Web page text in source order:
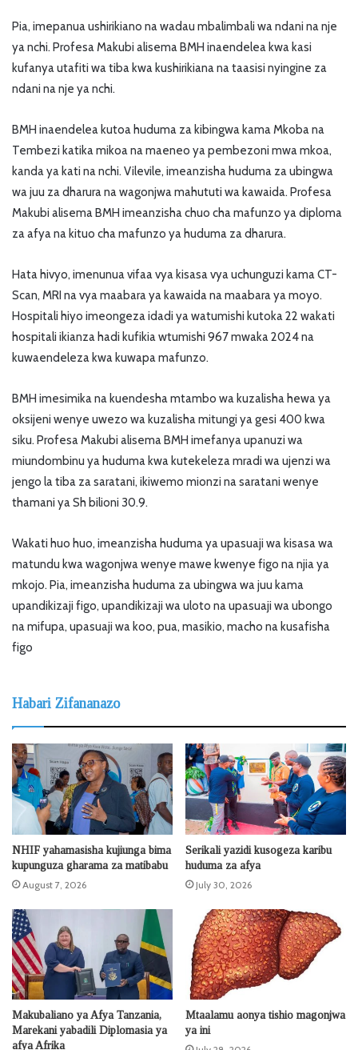
Pia, imepanua ushirikiano na wadau mbalimbali wa ndani na nje
ya nchi. Profesa Makubi alisema BMH inaendelea kwa kasi
kufanya utafiti wa tiba kwa kushirikiana na taasisi nyingine za
ndani na nje ya nchi.
BMH inaendelea kutoa huduma za kibingwa kama Mkoba na
Tembezi katika mikoa na maeneo ya pembezoni mwa mkoa,
kanda ya kati na nchi. Vilevile, imeanzisha huduma za ubingwa
wa juu za dharura na wagonjwa mahututi wa kawaida. Profesa
Makubi alisema BMH imeanzisha chuo cha mafunzo ya diploma
za afya na kituo cha mafunzo ya huduma za dharura.
Hata hivyo, imenunua vifaa vya kisasa vya uchunguzi kama CT-
Scan, MRI na vya maabara ya kawaida na maabara ya moyo.
Hospitali hiyo imeongeza idadi ya watumishi kutoka 22 wakati
hospitali ikianza hadi kufikia wtumishi 967 mwaka 2024 na
kuwaendeleza kwa kuwapa mafunzo.
BMH imesimika na kuendesha mtambo wa kuzalisha hewa ya
oksijeni wenye uwezo wa kuzalisha mitungi ya gesi 400 kwa
siku. Profesa Makubi alisema BMH imefanya upanuzi wa
miundombinu ya huduma kwa kutekeleza mradi wa ujenzi wa
jengo la tiba za saratani, ikiwemo mionzi na saratani wenye
thamani ya Sh bilioni 30.9.
Wakati huo huo, imeanzisha huduma ya upasuaji wa kisasa wa
matundu kwa wagonjwa wenye mawe kwenye figo na njia ya
mkojo. Pia, imeanzisha huduma za ubingwa wa juu kama
upandikizaji figo, upandikizaji wa uloto na upasuaji wa ubongo
na mifupa, upasuaji wa koo, pua, masikio, macho na kusafisha
figo
Habari Zifananazo
NHIF yahamasisha kujiunga bima
kupunguza gharama za matibabu
August 7, 2026
Serikali yazidi kusogeza karibu
huduma za afya
July 30, 2026
Makubaliano ya Afya Tanzania,
Marekani yabadili Diplomasia ya
afya Afrika
Mtaalamu aonya tishio magonjwa
ya ini